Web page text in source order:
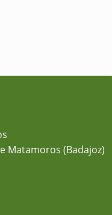
Matamoros (Badajoz)